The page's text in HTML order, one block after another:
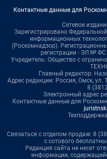
Контактные данные для
Сетевое
Зарегистрировано
информационных
(Роскомнадзор).
регистрации - ЭЛ № ФС
Учредитель: Общество с
Главный редактор:
Адрес редакции: Россия, Омск,
8
Электронный адрес
Контактные данные для
Связаться с отделом продаж: 8
с сотового
Редакция сайта не несет
информации,